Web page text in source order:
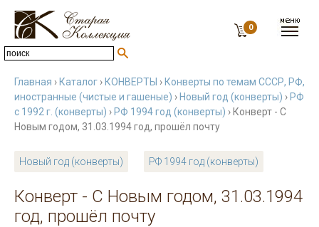
0
Главная › Каталог › КОНВЕРТЫ › Конверты по темам СССР, РФ,
иностранные (чистые и гашеные) › Новый год (конверты) › РФ
с 1992 г. (конверты) › РФ 1994 год (конверты) › Конверт - С
Новым годом, 31.03.1994 год, прошёл почту
Новый год (конверты) РФ 1994 год (конверты)
Конверт - С Новым годом, 31.03.1994
год, прошёл почту